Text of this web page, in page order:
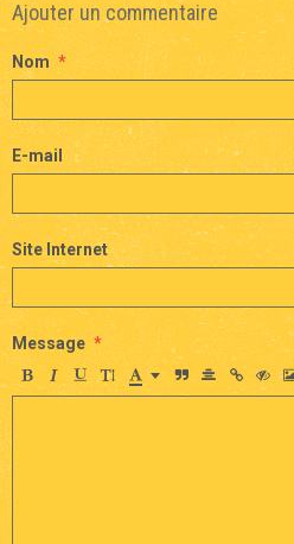
Ajouter un commentaire
Nom
E-mail
Site Internet
Message